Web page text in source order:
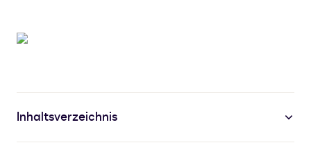
Inhaltsverzeichnis